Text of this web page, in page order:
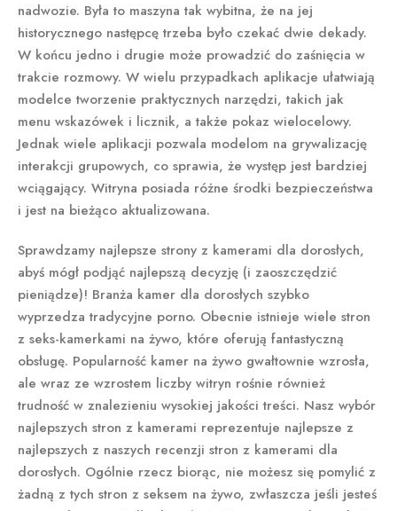
nadwozie. Była to maszyna tak wybitna, że na jej
historycznego następcę trzeba było czekać dwie dekady.
W końcu jedno i drugie może prowadzić do zaśnięcia w
trakcie rozmowy. W wielu przypadkach aplikacje ułatwiają
modelce tworzenie praktycznych narzędzi, takich jak
menu wskazówek i licznik, a także pokaz wielocelowy.
Jednak wiele aplikacji pozwala modelom na grywalizację
interakcji grupowych, co sprawia, że występ jest bardziej
wciągający. Witryna posiada różne środki bezpieczeństwa
i jest na bieżąco aktualizowana.
Sprawdzamy najlepsze strony z kamerami dla dorosłych,
abyś mógł podjąć najlepszą decyzję (i zaoszczędzić
pieniądze)! Branża kamer dla dorosłych szybko
wyprzedza tradycyjne porno. Obecnie istnieje wiele stron
z seks-kamerkami na żywo, które oferują fantastyczną
obsługę. Popularność kamer na żywo gwałtownie wzrosła,
ale wraz ze wzrostem liczby witryn rośnie również
trudność w znalezieniu wysokiej jakości treści. Nasz wybór
najlepszych stron z kamerami reprezentuje najlepsze z
najlepszych z naszych recenzji stron z kamerami dla
dorosłych. Ogólnie rzecz biorąc, nie możesz się pomylić z
żadną z tych stron z seksem na żywo, zwłaszcza jeśli jesteś